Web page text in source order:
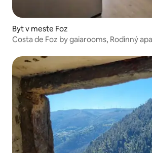
Byt v meste Foz
Costa de Foz by gaiarooms, Rodinný